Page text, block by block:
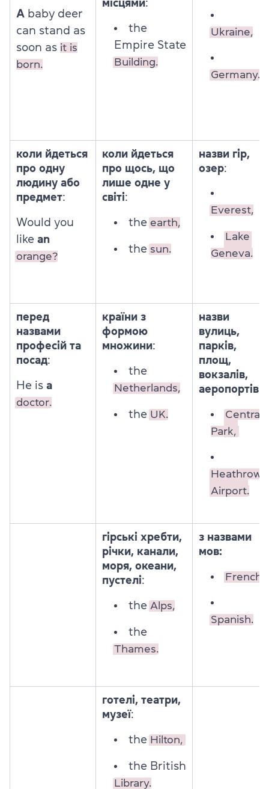
A baby deer
can stand as
soon as it is
born.
місцями:
the
Empire State
Building.
Ukraine,
Germany.
коли йдеться
про одну
людину або
предмет:
Would you
like an
orange?
коли йдеться
про щось, що
лише одне у
світі:
the earth,
the sun.
назви гір,
озер:
Everest,
Lake
Geneva.
перед
назвами
професій та
посад:
He is a
doctor.
країни з
формою
множини:
the
Netherlands,
the UK.
назви
вулиць,
парків,
площ,
вокзалів,
аеропортів
Central
Park,
Heathrow
Airport.
гірські хребти,
річки, канали,
моря, океани,
пустелі:
the Alps,
the
Thames.
з назвами
мов:
French,
Spanish.
готелі, театри,
музеї:
the Hilton,
the British
Library.